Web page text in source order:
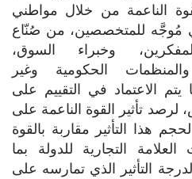
الناعمة من خلال مواطني
والثاني مُوجَّه للمتخصصين، من صُنّاع
وخبراء السوق،
والمنظمات الحكومية وغير
الاعتماد في التقييم على
لرصد تأثير القوة الناعمة على
هذا التأثير مقاربة بالقوة
التجارية للدولة بما
التأثير الذي تمارسه على